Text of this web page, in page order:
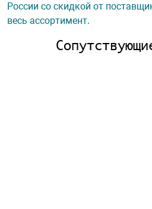
России со скидкой от
весь ассортимент.